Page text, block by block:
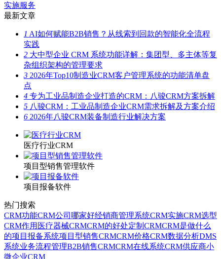
实施服务
最新文章
1 AI如何赋能B2B销售？从线索到回款的智能化全流程
实践
2 大中型企业 CRM 系统功能详解：集团型、多主体等复
杂组织架构的管理要求
3 2026年Top10制造业CRM客户管理系统的功能清单盘
点
4 专为工业品制造企业打造的CRM：八骏CRM方案拆解
5 八骏CRM：工业品制造企业CRM需求拆解及方案介绍
6 2026年八骏CRM装备制造行业解决方案
医疗行业CRM
项目型销售管理软件
项目报备软件
热门搜索
CRM功能CRM公司哪家好经销商管理系统CRM实施CRM选型
CRM作用 医疗器械CRMCRM的好处定制CRMCRM是做什么
的项目报备系统项目型销售CRMCRM价格CRM数据分析DMS
系统业务流程管理B2B销售CRMCRM在线系统CRM供应商小
微企业CRM